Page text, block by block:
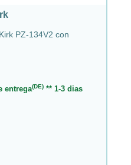
PZ-134V2 con
entrega(DE)** 1-3 dias